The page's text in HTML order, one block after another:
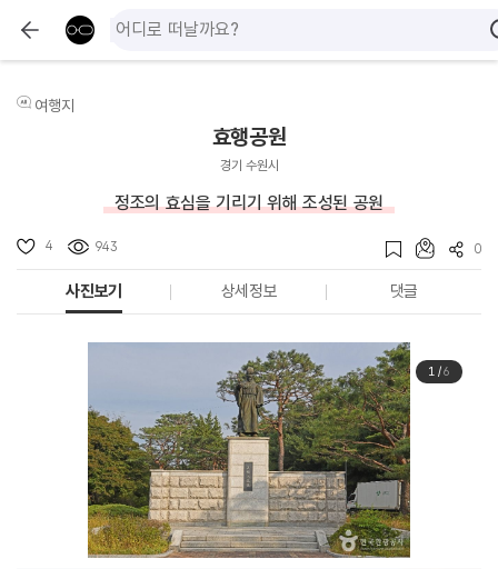
여행지
효행공원
경기 수원시
정조의 효심을 기리기 위해 조성된 공원
4 943 0
사진보기 상세정보 댓글
1/6